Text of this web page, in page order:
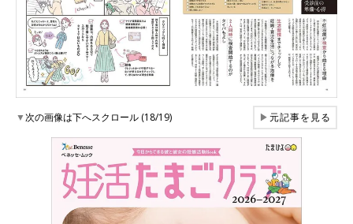
▼次の画像は下へスクロール (18/19) ▶元記事を見る